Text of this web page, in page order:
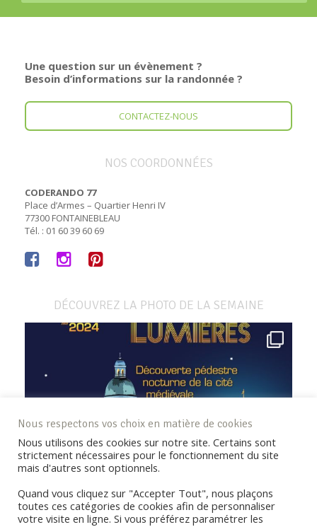
Une question sur un évènement ?
Besoin d’informations sur la randonnée ?
CONTACTEZ-NOUS
NOS COORDONNÉES
CODERANDO 77
Place d’Armes – Quartier Henri IV
77300 FONTAINEBLEAU
Tél. : 01 60 39 60 69
DÉCOUVREZ LA PHOTO DE LA SEMAINE
Nous respectons vos choix en matière de cookies
Nous utilisons des cookies sur notre site. Certains sont
strictement nécessaires pour le fonctionnement du site
mais d'autres sont optionnels.
Quand vous cliquez sur "Accepter Tout", nous plaçons
toutes ces catégories de cookies afin de personnaliser
votre visite en ligne. Si vous préférez paramétrer les